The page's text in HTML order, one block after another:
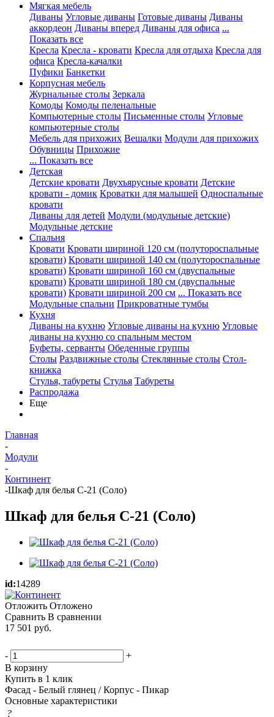
Мягкая мебель
Диваны Угловые диваны Готовые диваны Диваны
аккордеон Диваны вперед Диваны для офиса ...
Показать все
Кресла Кресла - кровати Кресла для отдыха Кресла для
офиса Кресла-качалки
Пуфики Банкетки
Корпусная мебель
Журнальные столы Зеркала
Комоды Комоды пеленальные
Компьютерные столы Письменные столы Угловые
компьютерные столы
Мебель для прихожих Вешалки Модули для прихожих
Обувницы Прихожие
... Показать все
Детская
Детские кровати Двухъярусные кровати Детские
кровати - домик Кроватки для малышей Односпальные
кровати
Диваны для детей Модули (модульные детские)
Модульные детские
Спальня
Кровати Кровати шириной 120 см (полутороспальные
кровати) Кровати шириной 140 см (полутороспальные
кровати) Кровати шириной 160 см (двуспальные
кровати) Кровати шириной 180 см (двуспальные
кровати) Кровати шириной 200 см ... Показать все
Модульные спальни Прикроватные тумбы
Кухня
Диваны на кухню Угловые диваны на кухню Угловые
диваны на кухню со спальным местом
Буфеты, серванты Обеденные группы
Столы Раздвижные столы Стеклянные столы Стол-
книжка
Стулья, табуреты Стулья Табуреты
Распродажа
Еще
Главная
-
Модули
-
Континент
-Шкаф для белья С-21 (Соло)
Шкаф для белья С-21 (Соло)
id:14289
Отложить Отложено
Сравнить В сравнении
17 501 руб.
-
+
В корзину
Купить в 1 клик
Фасад - Белый глянец / Корпус - Пикар
Основные характеристики
?